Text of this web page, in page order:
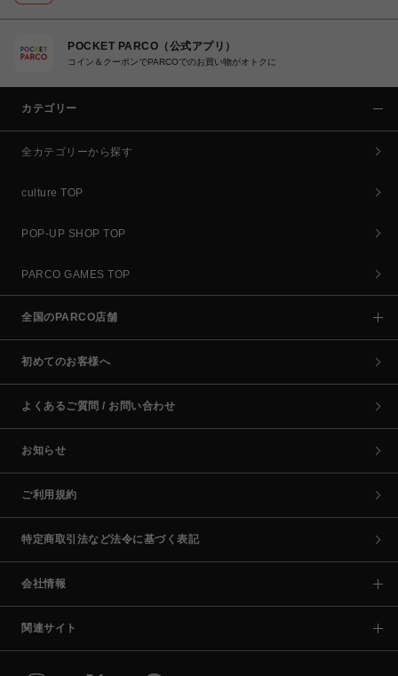
POCKET PARCO（公式アプリ）
コイン＆クーポンでPARCOでのお買い物がオトクに
カテゴリー
全カテゴリーから探す
culture TOP
POP-UP SHOP TOP
PARCO GAMES TOP
全国のPARCO店舗
初めてのお客様へ
よくあるご質問 / お問い合わせ
お知らせ
ご利用規約
特定商取引法など法令に基づく表記
会社情報
関連サイト